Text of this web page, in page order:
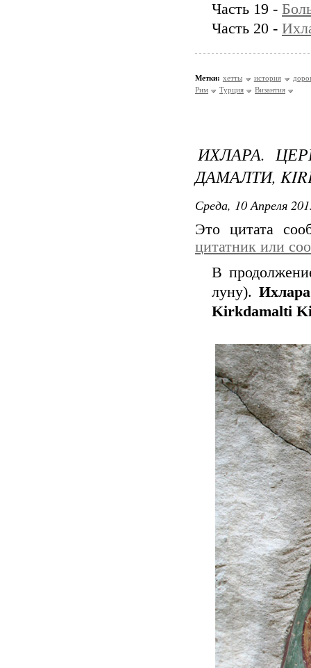
Часть 19 -
Часть 20 -
Метки: хетты история
Рим
Турция Византия
ИХЛАРА.
ДАМАЛТИ,
Среда, 10 Апреля
Это цитата
цитатник или
В
луну).
Kirkdamalti